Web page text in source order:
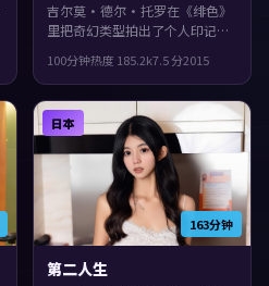
吉尔莫·德尔·托罗在《绯色》
里把奇幻类型拍出了个人印记：
众见面。主演包括吴镇宇、胡
歌、周迅。影片在类型框架里仍
保留了作者表达，配乐与声场强
化了不安与孤独感。
100分钟热度 185.2k7.5分2015
163分钟
日本
第二人生